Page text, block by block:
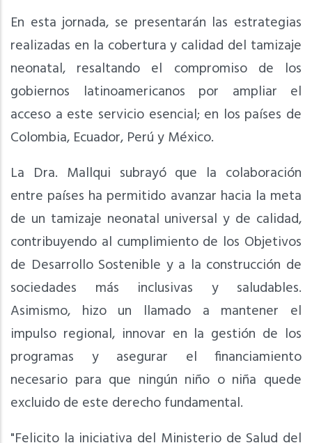
En esta jornada, se presentarán las estrategias
realizadas en la cobertura y calidad del tamizaje
neonatal, resaltando el compromiso de los
gobiernos latinoamericanos por ampliar el
acceso a este servicio esencial; en los países de
Colombia, Ecuador, Perú y México.
La Dra. Mallqui subrayó que la colaboración
entre países ha permitido avanzar hacia la meta
de un tamizaje neonatal universal y de calidad,
contribuyendo al cumplimiento de los Objetivos
de Desarrollo Sostenible y a la construcción de
sociedades más inclusivas y saludables.
Asimismo, hizo un llamado a mantener el
impulso regional, innovar en la gestión de los
programas y asegurar el financiamiento
necesario para que ningún niño o niña quede
excluido de este derecho fundamental.